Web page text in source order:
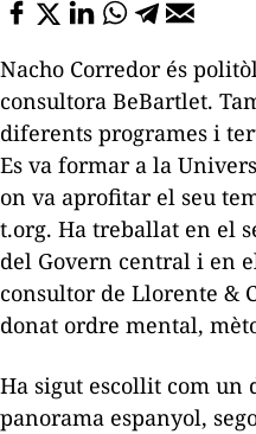
Nacho Corredor és
consultora BeBartlet.
diferents programes i
Es va formar a la
on va aprofitar el seu
t.org. Ha treballat en el
del Govern central i en
consultor de Llorente &
donat ordre mental,
Ha sigut escollit com un
panorama espanyol,